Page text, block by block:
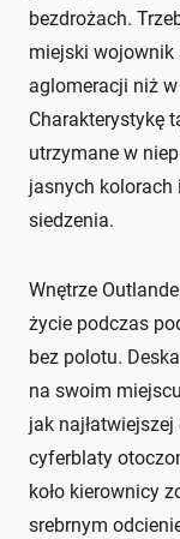
bezdrożach.
miejski wojownik
aglomeracji niż
Charakterystykę
utrzymane w
jasnych kolorach
siedzenia.
Wnętrze
życie podczas
bez polotu.
na swoim
jak
cyferblaty
koło kierownicy
srebrnym